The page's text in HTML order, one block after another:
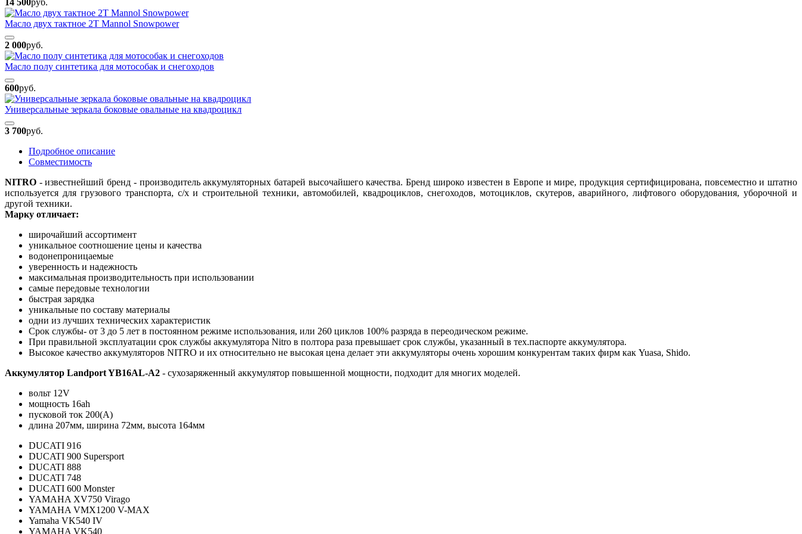
Масло двух тактное 2Т Mannol Snowpower
2 000руб.
Масло полу синтетика для мотособак и снегоходов
600руб.
Универсальные зеркала боковые овальные на квадроцикл
3 700руб.
Подробное описание
Совместимость
NITRO - известнейший бренд - производитель аккумуляторных батарей высочайшего качества. Бренд широко известен в Европе и мире, продукция сертифицирована, повсеместно и штатно
используется для грузового транспорта, с/х и строительной техники, автомобилей, квадроциклов, снегоходов, мотоциклов, скутеров, аварийного, лифтового оборудования, уборочной и
другой техники.
Марку отличает:
широчайший ассортимент
уникальное соотношение цены и качества
водонепроницаемые
уверенность и надежность
максимальная производительность при использовании
самые передовые технологии
быстрая зарядка
уникальные по составу материалы
одни из лучших технических характеристик
Cрок службы- от 3 до 5 лет в постоянном режиме использования, или 260 циклов 100% разряда в переодическом режиме.
При правильной эксплуатации срок службы аккумулятора Nitro в полтора раза превышает срок службы, указанный в тех.паспорте аккумулятора.
Высокое качество аккумуляторов NITRO и их относительно не высокая цена делает эти аккумуляторы очень хорошим конкурентам таких фирм как Yuasa, Shido.
Аккумулятор Landport YB16AL-A2 - сухозаряженный аккумулятор повышенной мощности, подходит для многих моделей.
вольт 12V
мощность 16ah
пусковой ток 200(А)
длина 207мм, ширина 72мм, высота 164мм
DUCATI 916
DUCATI 900 Supersport
DUCATI 888
DUCATI 748
DUCATI 600 Monster
YAMAHA XV750 Virago
YAMAHA VMX1200 V-MAX
Yamaha VK540 IV
YAMAHA VK540